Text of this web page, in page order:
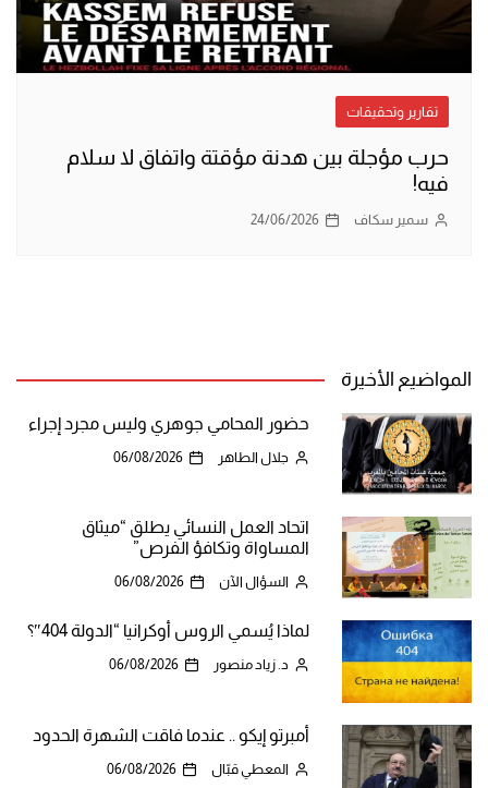
تقارير وتحقيقات
حرب مؤجلة بين هدنة مؤقتة واتفاق لا سلام
فيه!
سمير سكاف 24/06/2026
المواضيع الأخيرة
حضور المحامي جوهري وليس مجرد إجراء
جلال الطاهر 06/08/2026
اتحاد العمل النسائي يطلق “ميثاق
المساواة وتكافؤ الفرص”
السؤال الآن 06/08/2026
لماذا يُسمي الروس أوكرانيا “الدولة 404″؟
د. زياد منصور 06/08/2026
أمبرتو إيكو .. عندما فاقت الشهرة الحدود
المعطي قبّال 06/08/2026